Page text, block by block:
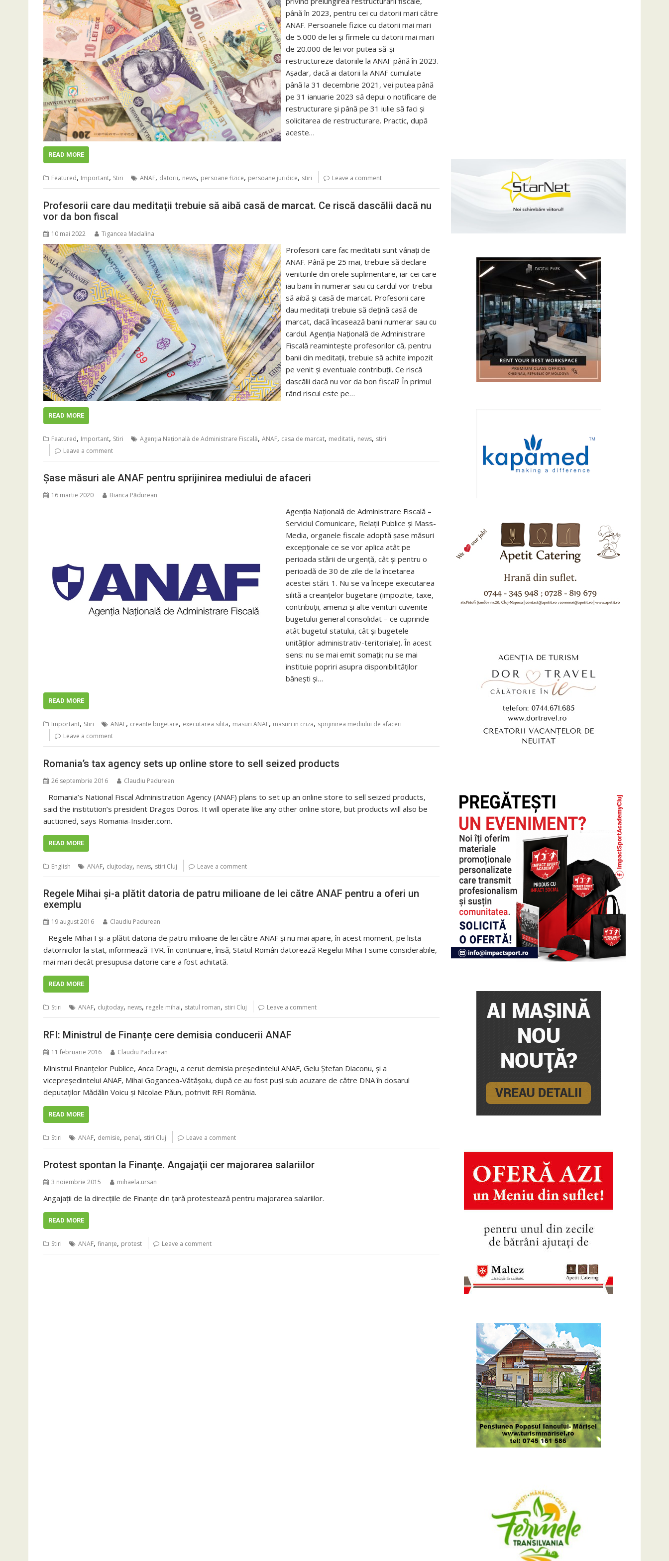
până în 2023, pentru cei cu datorii mari către
ANAF. Persoanele fizice cu datorii mai mari
de 5.000 de lei și firmele cu datorii mai mari
de 20.000 de lei vor putea să-și
restructureze datoriile la ANAF până în 2023.
Așadar, dacă ai datorii la ANAF cumulate
până la 31 decembrie 2021, vei putea până
pe 31 ianuarie 2023 să depui o notificare de
restructurare și până pe 31 iulie să faci și
solicitarea de restructurare. Practic, după
aceste…
READ MORE
Featured, Important, Stiri ANAF, datorii, news, persoane fizice, persoane juridice, stiri Leave a comment
Profesorii care dau meditaţii trebuie să aibă casă de marcat. Ce riscă dascălii dacă nu
vor da bon fiscal
10 mai 2022 Tigancea Madalina
Profesorii care fac meditatii sunt vânaţi de
ANAF. Până pe 25 mai, trebuie să declare
veniturile din orele suplimentare, iar cei care
iau banii în numerar sau cu cardul vor trebui
să aibă şi casă de marcat. Profesorii care
dau meditații trebuie să dețină casă de
marcat, dacă încasează banii numerar sau cu
cardul. Agenția Națională de Administrare
Fiscală reamintește profesorilor că, pentru
banii din meditații, trebuie să achite impozit
pe venit și eventuale contribuții. Ce riscă
dascălii dacă nu vor da bon fiscal? În primul
rând riscul este pe…
READ MORE
Featured, Important, Stiri Agenția Națională de Administrare Fiscală, ANAF, casa de marcat, meditatii, news, stiri
Leave a comment
Șase măsuri ale ANAF pentru sprijinirea mediului de afaceri
16 martie 2020 Bianca Pădurean
Agenția Națională de Administrare Fiscală –
Serviciul Comunicare, Relații Publice și Mass-
Media, organele fiscale adoptă șase măsuri
excepționale ce se vor aplica atât pe
perioada stării de urgență, cât și pentru o
perioadă de 30 de zile de la încetarea
acestei stări. 1. Nu se va începe executarea
silită a creanțelor bugetare (impozite, taxe,
contribuții, amenzi și alte venituri cuvenite
bugetului general consolidat – ce cuprinde
atât bugetul statului, cât și bugetele
unităților administrativ-teritoriale). În acest
sens: nu se mai emit somații; nu se mai
instituie popriri asupra disponibilităților
bănești și…
READ MORE
Important, Stiri ANAF, creante bugetare, executarea silita, masuri ANAF, masuri in criza, sprijinirea mediului de afaceri
Leave a comment
Romania’s tax agency sets up online store to sell seized products
26 septembrie 2016 Claudiu Padurean
Romania’s National Fiscal Administration Agency (ANAF) plans to set up an online store to sell seized products,
said the institution’s president Dragos Doros. It will operate like any other online store, but products will also be
auctioned, says Romania-Insider.com.
READ MORE
English ANAF, clujtoday, news, stiri Cluj Leave a comment
Regele Mihai şi-a plătit datoria de patru milioane de lei către ANAF pentru a oferi un
exemplu
19 august 2016 Claudiu Padurean
Regele Mihai I şi-a plătit datoria de patru milioane de lei către ANAF şi nu mai apare, în acest moment, pe lista
datornicilor la stat, informează TVR. În continuare, însă, Statul Român datorează Regelui Mihai I sume considerabile,
mai mari decât presupusa datorie care a fost achitată.
READ MORE
Stiri ANAF, clujtoday, news, regele mihai, statul roman, stiri Cluj Leave a comment
RFI: Ministrul de Finanțe cere demisia conducerii ANAF
11 februarie 2016 Claudiu Padurean
Ministrul Finanțelor Publice, Anca Dragu, a cerut demisia președintelui ANAF, Gelu Ștefan Diaconu, și a
vicepreședintelui ANAF, Mihai Gogancea-Vătășoiu, după ce au fost puși sub acuzare de către DNA în dosarul
deputaților Mădălin Voicu și Nicolae Păun, potrivit RFI România.
READ MORE
Stiri ANAF, demisie, penal, stiri Cluj Leave a comment
Protest spontan la Finanţe. Angajaţii cer majorarea salariilor
3 noiembrie 2015 mihaela.ursan
Angajaţii de la direcţiile de Finanţe din ţară protestează pentru majorarea salariilor.
READ MORE
Stiri ANAF, finanţe, protest Leave a comment